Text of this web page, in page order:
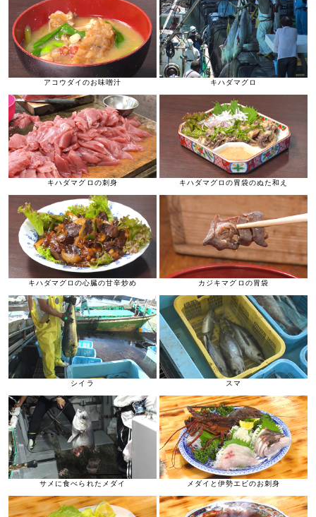
アコウダイのお味噌汁 キハダマグロ
キハダマグロの刺身 キハダマグロの胃袋のぬた和え
キハダマグロの心臓の甘辛炒め カジキマグロの胃袋
シイラ スマ
サメに食べられたメダイ メダイと伊勢エビのお刺身